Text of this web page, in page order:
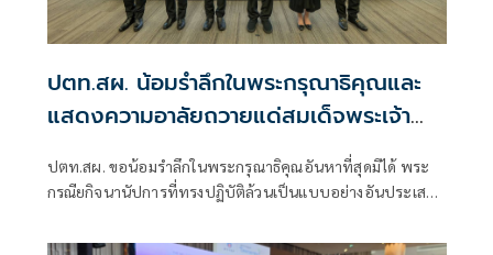
ปตท.สผ. น้อมรำลึกในพระกรุณาธิคุณและ
แสดงความอาลัยถวายแด่สมเด็จพระเจ้า
ปตท.สผ. ขอน้อมรำลึกในพระกรุณาธิคุณอันหาที่สุดมิได้ พระ
กรณียกิจนานัปการที่ทรงปฏิบัติล้วนเป็นแบบอย่างอันประเสริฐ
พระชนม์ชีพ อันควรแก่การน้อมรำลึกและสานต่อเจตนารมณ์